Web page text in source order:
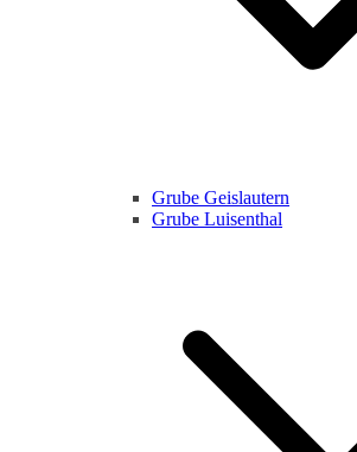
Grube Geislautern
Grube Luisenthal